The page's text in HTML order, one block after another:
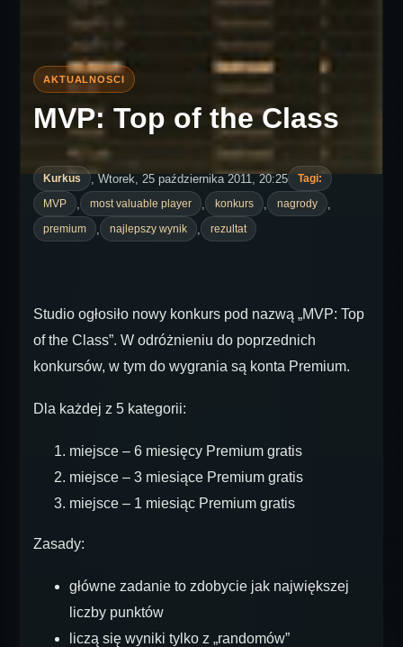
MVP: Top of the Class
Kurkus , Wtorek, 25 października 2011, 20:25
Tagi:
MVP
most valuable player konkurs nagrody
premium najlepszy wynik rezultat
Studio ogłosiło nowy konkurs pod nazwą „MVP: Top
of the Class”. W odróżnieniu do poprzednich
konkursów, w tym do wygrania są konta Premium.
Dla każdej z 5 kategorii:
miejsce – 6 miesięcy Premium gratis
miejsce – 3 miesiące Premium gratis
miejsce – 1 miesiąc Premium gratis
Zasady:
główne zadanie to zdobycie jak największej
liczby punktów
liczą się wyniki tylko z „randomów”